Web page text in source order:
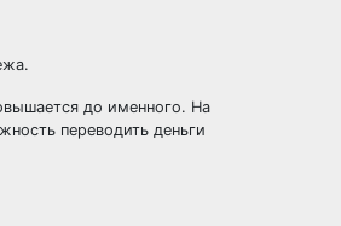
до именного. На
переводить деньги